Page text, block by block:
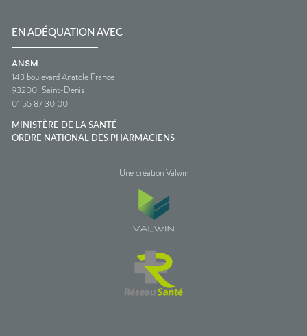
EN ADÉQUATION AVEC
ANSM
143 boulevard Anatole France
93200 Saint-Denis
01 55 87 30 00
MINISTÈRE DE LA SANTÉ
ORDRE NATIONAL DES PHARMACIENS
Une création Valwin